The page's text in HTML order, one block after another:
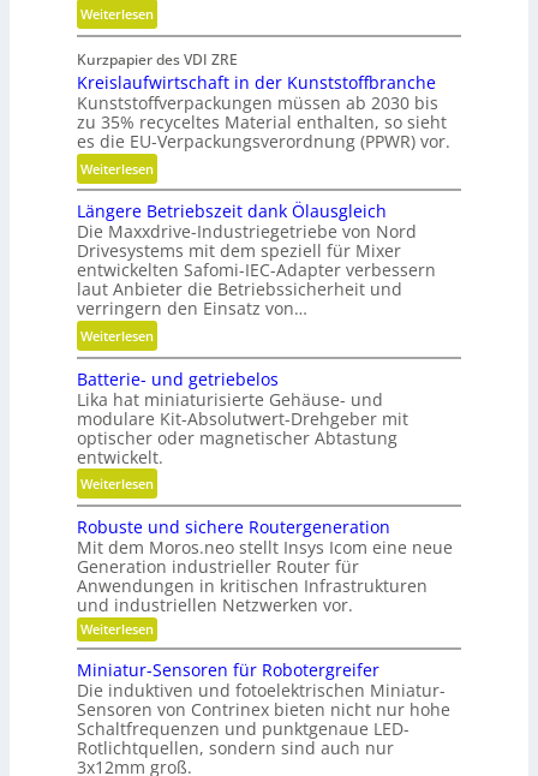
e
i
c
h
Weiterlesen:
S
c
h
n
e
l
l
g
e
n
a
u
p
o
s
i
t
i
o
n
i
r
e
n
Kurzpapier des VDI ZRE
Kreislaufwirtschaft in der Kunststoffbranche
Kunststoffverpackungen müssen ab 2030 bis
zu 35% recyceltes Material enthalten, so sieht
es die EU-Verpackungsverordnung (PPWR) vor.
Weiterlesen:
K
r
e
i
s
l
a
u
f
w
i
r
t
s
c
h
a
f
t
i
n
d
e
r
K
u
Längere Betriebszeit dank Ölausgleich
Die Maxxdrive-Industriegetriebe von Nord
Drivesystems mit dem speziell für Mixer
entwickelten Safomi-IEC-Adapter verbessern
laut Anbieter die Betriebssicherheit und
verringern den Einsatz von…
Weiterlesen:
L
ä
n
g
e
r
e
e
t
r
i
e
b
s
z
e
t
Batterie- und getriebelos
Lika hat miniaturisierte Gehäuse- und
modulare Kit-Absolutwert-Drehgeber mit
optischer oder magnetischer Abtastung
entwickelt.
Weiterlesen:
B
a
t
t
e
r
i
e
-
u
n
d
Robuste und sichere Routergeneration
Mit dem Moros.neo stellt Insys Icom eine neue
Generation industrieller Router für
Anwendungen in kritischen Infrastrukturen
und industriellen Netzwerken vor.
Weiterlesen:
R
o
b
u
s
t
e
u
Miniatur-Sensoren für Robotergreifer
Die induktiven und fotoelektrischen Miniatur-
Sensoren von Contrinex bieten nicht nur hohe
Schaltfrequenzen und punktgenaue LED-
Rotlichtquellen, sondern sind auch nur
3x12mm groß.